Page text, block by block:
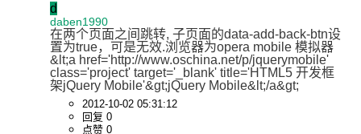
d
daben1990
在两个页面之间跳转, 子页面的data-add-back-btn设
置为true，可是无效.浏览器为opera mobile 模拟器
&lt;a href='http://www.oschina.net/p/jquerymobile'
class='project' target='_blank' title='HTML5 开发框
架jQuery Mobile'&gt;jQuery Mobile&lt;/a&gt;
2012-10-02 05:31:12
回复 0
点赞 0